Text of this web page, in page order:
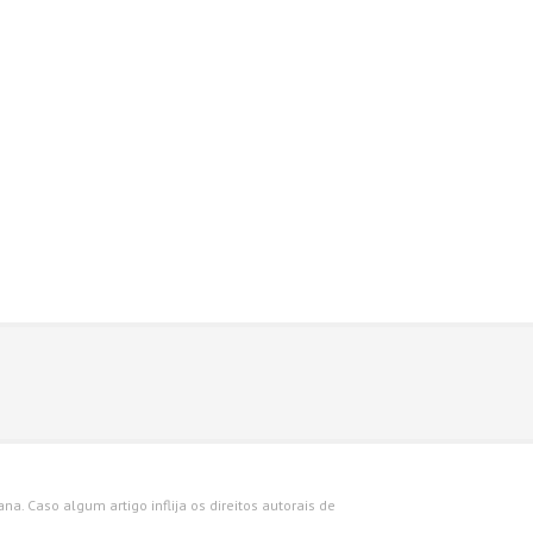
Caso algum artigo inflija os direitos autorais de